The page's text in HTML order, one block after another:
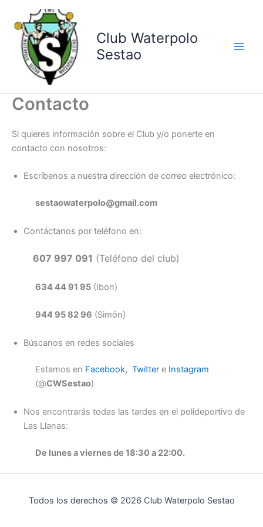
contenido
Club Waterpolo
Sestao
Contacto
Si quieres información sobre el Club y/o ponerte en
contacto con nosotros:
Escríbenos a nuestra dirección de correo electrónico:
sestaowaterpolo@gmail.com
Contáctanos por teléfono en:
607 997 091 (Teléfono del club)
634 44 91 95 (Ibon)
944 95 82 96 (Simón)
Búscanos en redes sociales
Estamos en Facebook, Twitter e Instagram
(@CWSestao)
Nos encontrarás todas las tardes en el polideportivo de
Las Llanas:
De lunes a viernes de 18:30 a 22:00.
Todos los derechos © 2026 Club Waterpolo Sestao